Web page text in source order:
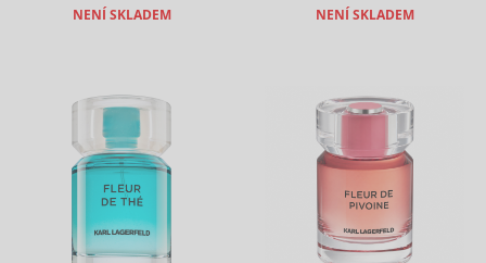
NENÍ SKLADEM NENÍ SKLADEM